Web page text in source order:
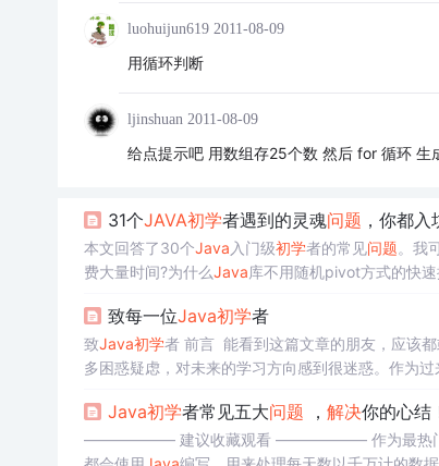
luohuijun619 2011-08-09
用循环判断
ljinshuan 2011-08-09
给点提示吧 用数组存25个数 然后 for 循环 生
31个JAVA初学者遇到的灵魂问题 ，你都入
本文回答了30个Java 入门级初学者的常见问题。我
费大量时间?为什么Java库不用随机pivot方式的快速
一方面，浮点数则是用IEEE标准表示的，对于0有两
致每一位Java初学者
致Java初学 者 前言 ​ 能看到这篇文章的朋友，应
多困惑疑虑，对未来的学习方向感到很迷惑。作为
Java初学者常见五大问题 ， 解决你的心结
—————— 建议收藏观看 —————— 作为最热门